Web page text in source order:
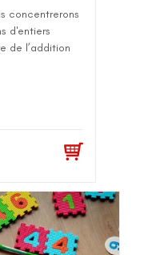
concentrerons
d'entiers
de l’addition